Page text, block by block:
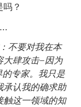
？
不要对我在本
大肆攻击–因为
专家。我只是
承认我的确求助
触这一领域的知